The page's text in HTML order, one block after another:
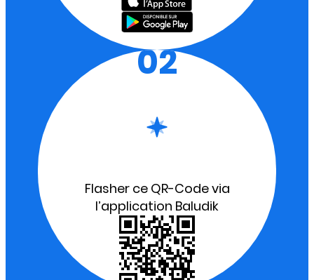
02
Flasher ce QR-Code via
l’application Baludik